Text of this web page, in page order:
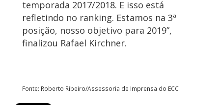
temporada 2017/2018. E isso está
refletindo no ranking. Estamos na 3ª
posição, nosso objetivo para 2019”,
finalizou Rafael Kirchner.
Fonte: Roberto Ribeiro/Assessoria de Imprensa do ECC